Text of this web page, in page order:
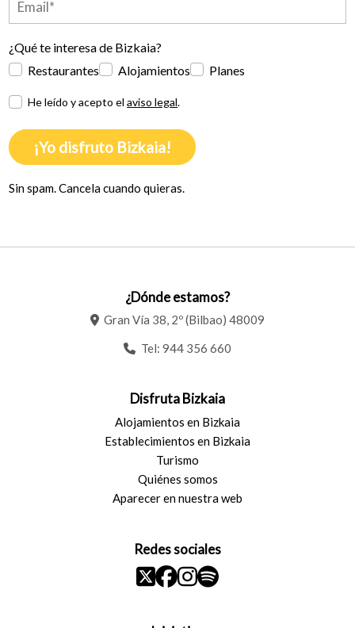
¿Qué te interesa de Bizkaia?
Restaurantes
Alojamientos Planes
He leído y acepto elaviso legal.
¡Yo disfruto Bizkaia!
Sin spam. Cancela cuando quieras.
¿Dónde estamos?
Gran Vía 38, 2º (Bilbao) 48009
Tel: 944 356 660
Disfruta Bizkaia
Alojamientos en Bizkaia
Establecimientos en Bizkaia
Turismo
Quiénes somos
Aparecer en nuestra web
Redes sociales